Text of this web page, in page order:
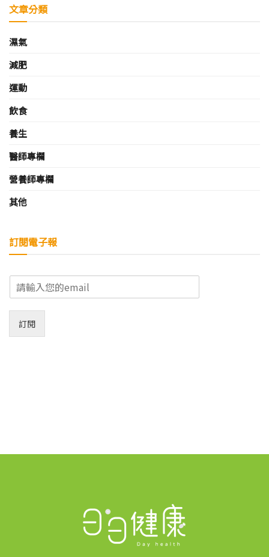
文章分類
濕氣
減肥
運動
飲食
養生
醫師專欄
營養師專欄
其他
訂閱電子報
E
m
*
訂閱